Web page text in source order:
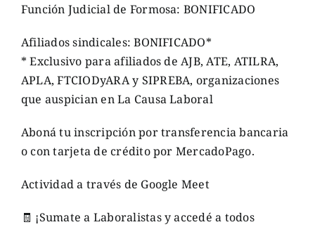
Función Judicial de Formosa: BONIFICADO
Afiliados sindicales: BONIFICADO*
* Exclusivo para afiliados de AJB, ATE, ATILRA,
APLA, FTCIODyARA y SIPREBA, organizaciones
que auspician en La Causa Laboral
Aboná tu inscripción por transferencia bancaria
o con tarjeta de crédito por MercadoPago.
Actividad a través de Google Meet
🧾 ¡Sumate a Laboralistas y accedé a todos